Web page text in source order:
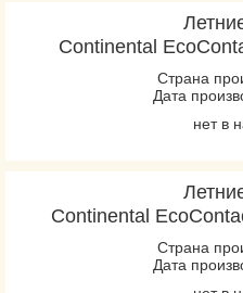
Continental
Страна
Дата
нет в
Continental
Страна
Дата